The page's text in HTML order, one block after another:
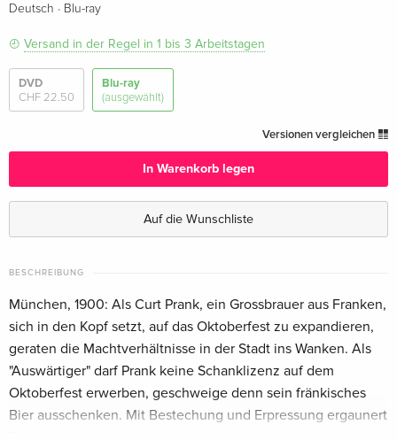
Deutsch · Blu-ray
Versand in der Regel in 1 bis 3 Arbeitstagen
DVD
CHF 22.50
Blu-ray
(ausgewählt)
Versionen vergleichen
In Warenkorb legen
Auf die Wunschliste
BESCHREIBUNG
München, 1900: Als Curt Prank, ein Grossbrauer aus Franken,
sich in den Kopf setzt, auf das Oktoberfest zu expandieren,
geraten die Machtverhältnisse in der Stadt ins Wanken. Als
"Auswärtiger" darf Prank keine Schanklizenz auf dem
Oktoberfest erwerben, geschweige denn sein fränkisches
Bier ausschenken. Mit Bestechung und Erpressung ergaunert